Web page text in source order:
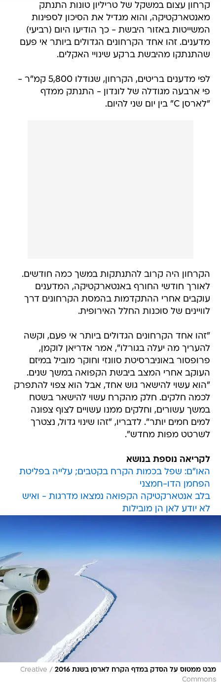
קרחון עצום במשקל של טריליון טונות התנתק
מאנטארקטיקה, והוא מגדיל את הסיכון לספינות
המשייטות באזור היבשת - כך הודיעו היום (רביעי)
מדענים. זהו אחד הקרחונים הגדולים ביותר אי פעם
שהתנתקו מהיבשת ברקע שינויי האקלים.
לפי מדענים בריטים, הקרחון, שגודלו 5,800 קמ"ר -
פי ארבעה מגודלה של לונדון - התנתק ממדף
"לארסן C" בין יום שני להיום.
הקרחון היה קרוב להתנתקות במשך כמה חודשים.
לאורך חודשי החורף באנטארקטיקה, המדענים
עוקבים אחרי ההתקדמות בהמסת הקרחונים דרך
לוויינים של סוכנות החלל האירופית.
"זהו אחד הקרחונים הגדולים ביותר אי פעם, וקשה
להעריך מה יעלה בגורלו", אמר אדריאן לוקמן,
פרופסור באוניברסיטת סוונזי וחוקר מוביל במיזם
העוקב אחרי המצב ביבשת הקפואה במשך שנים.
"הוא עשוי להישאר גוש אחד, אבל הוא צפוי להתפרק
לכמה חלקים. חלק מהקרח עשוי להישאר בשטח
במשך עשורים, וחלקים ממנו עשויים לצוף צפונה
למים חמים יותר". לדבריו, "זהו שינוי גדול, נצטרך
לשרטט מפות מחדש".
לקריאה נוספת בנושא
האו"ם: שפל בכמות הקרח בקטבים; עלייה בפליטת
הפחמן הדו-חמצני
בלב אנטארקטיקה הקפואה נמצאו מדרגות - ואיש
לא יודע לאן הן מובילות
מבט ממטוס על הסדק במדף הקרח לארסן בשנת 2016 /
Creative
Commons